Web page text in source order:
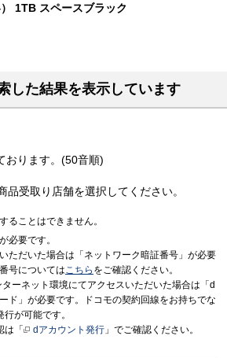
1TB スペースブラック
した結果を表示しています
おります。(50音順)
品受取り店舗を選択してください。
ることはできません。
必要です。
ただいた場合は「ネットワーク暗証番号」が必要
号についてはこちら をご確認ください。
ーネット環境にてアクセスいただいた場合は「d
ド」が必要です。ドコモの契約回線をお持ちでな
が可能です。
は「
dアカウント発行 」でご確認ください。